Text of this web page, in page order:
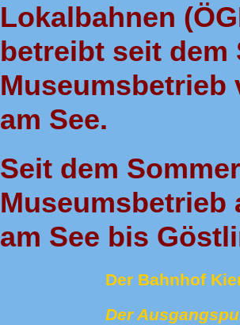
Lokalbahnen
betreibt seit dem
Museumsbetrieb
am See.
Seit dem
am See bis
Der Bahnhof
Der